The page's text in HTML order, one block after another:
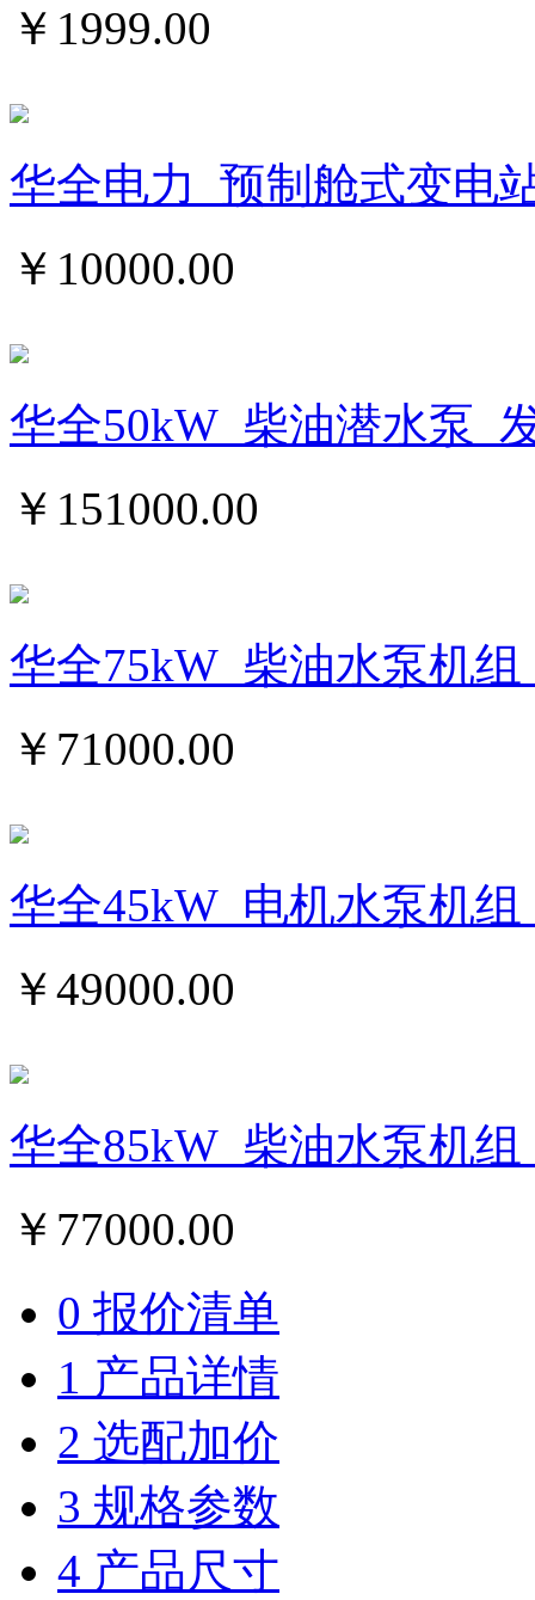
￥ 1999.00
华全电力_预制舱式变电
￥ 10000.00
华全50kW_柴油潜水泵_
￥ 151000.00
华全75kW_柴油水泵机
￥ 71000.00
华全45kW_电机水泵机
￥49000.00
华全85kW_柴油水泵机
￥ 77000.00
0 报价清单
1 产品详情
2 选配加价
3 规格参数
4 产品尺寸